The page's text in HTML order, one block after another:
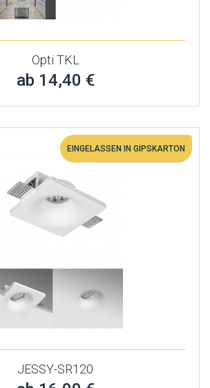
Opti TKL
ab 14,40 €
EINGELASSEN IN GIPSKARTON
JESSY-SR120